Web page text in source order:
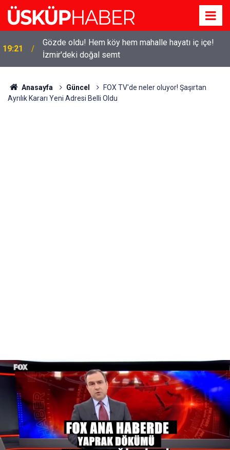
19:21
Gözde oldu! Hem köy hem mahalle hayatı iç içe!
İzmir'deki doğal semt
Anasayfa Güncel
FOX TV'de neler oluyor! Şaşırtan
Ayrılık Kararı Yeni Adresi Belli Oldu